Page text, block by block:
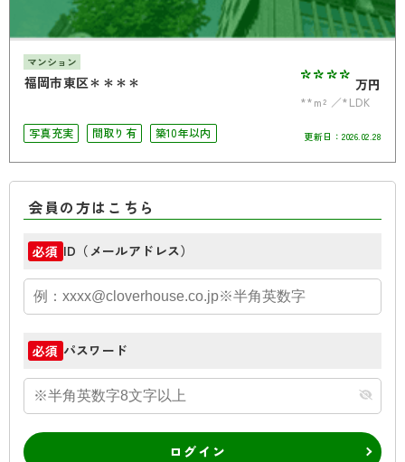
マンション
福岡市東区＊＊＊＊ **** 万円
**m²
*LDK
写真充実
間取り有 築10年以内 更新日： 2026.02.28
会員の方はこちら
必須 ID（メールアドレス）
必須 パスワード
ログイン